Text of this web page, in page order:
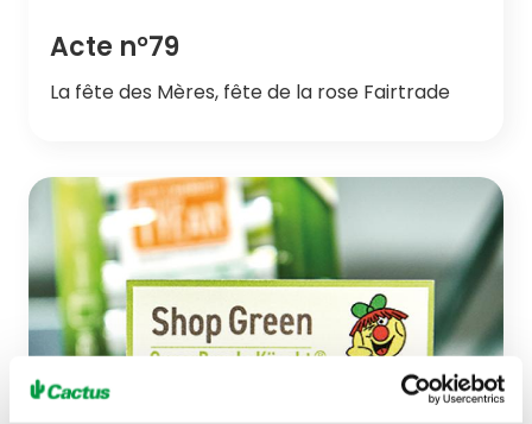
Acte n°79
La fête des Mères, fête de la rose Fairtrade